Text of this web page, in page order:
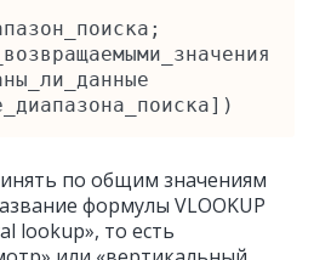
по общим значениям
формулы VLOOKUP
lookup», то есть